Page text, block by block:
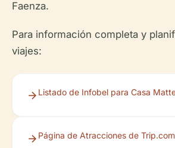
Faenza.
Para información completa y
viajes:
Listado de Infobel para Casa
Página de Atracciones de Trip.com